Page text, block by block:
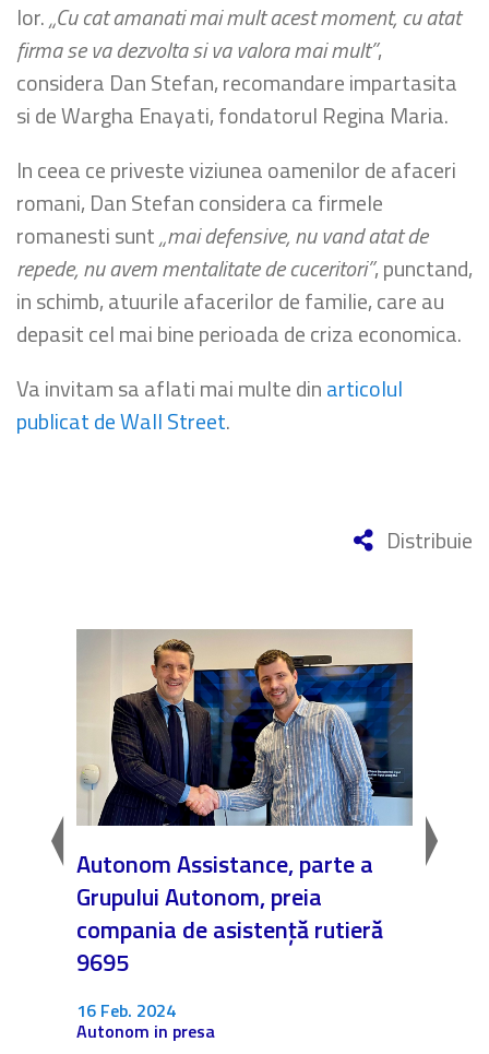
lor.„Cu cat amanati mai mult acest moment, cu atat
firma se va dezvolta si va valora mai mult”,
considera Dan Stefan, recomandare impartasita
si de Wargha Enayati, fondatorul Regina Maria.
In ceea ce priveste viziunea oamenilor de afaceri
romani, Dan Stefan considera ca firmele
romanesti sunt„mai defensive, nu vand atat de
repede, nu avem mentalitate de cuceritori”, punctand,
in schimb, atuurile afacerilor de familie, care au
depasit cel mai bine perioada de criza economica.
Va invitam sa aflati mai multe dinarticolul
publicat de Wall Street.
Distribuie
Autonom Assistance, parte a
Grupului Autonom, preia
compania de asistență rutieră
9695
16 Feb. 2024
Autonom in presa